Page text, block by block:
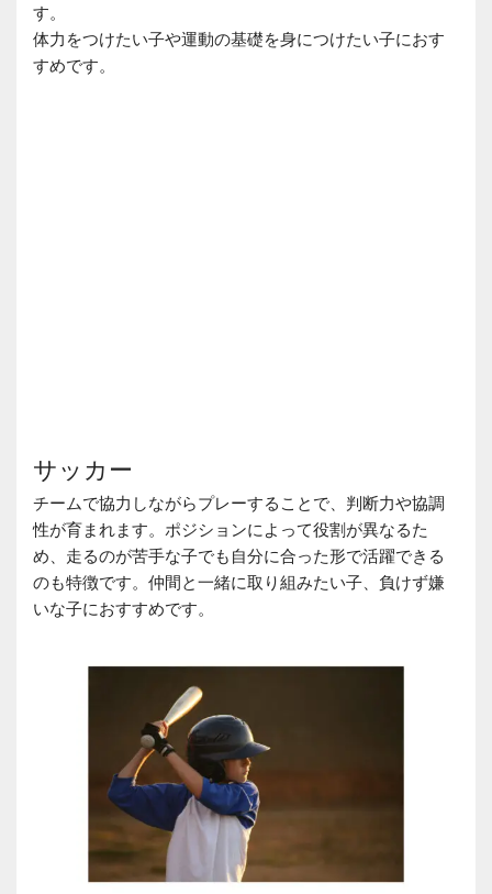
す。
体力をつけたい子や運動の基礎を身につけたい子におす
すめです。
サッカー
チームで協力しながらプレーすることで、判断力や協調
性が育まれます。ポジションによって役割が異なるた
め、走るのが苦手な子でも自分に合った形で活躍できる
のも特徴です。仲間と一緒に取り組みたい子、負けず嫌
いな子におすすめです。